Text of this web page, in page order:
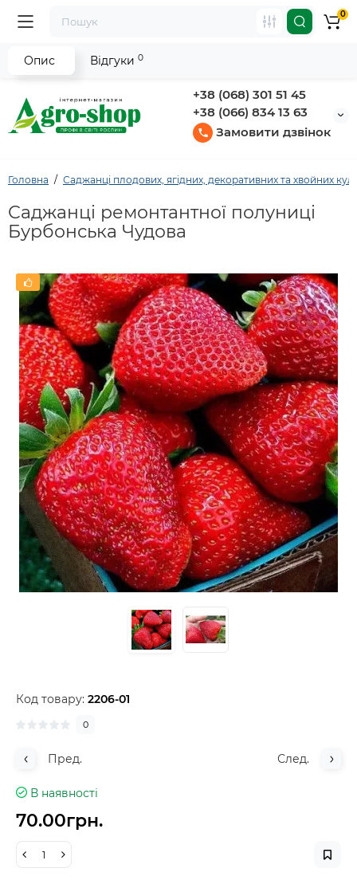
+38 (068) 301 51 45
+38 (066) 834 13 63
Замовити дзвінок
0
Головна Саджанці плодових, ягідних, декоративних та хвойних
Саджанці ремонтантної полуниці
Бурбонська Чудова
Код товару: 2206-01
0
Пред. След.
В наявності
70.00грн.
Опис Відгуки 0